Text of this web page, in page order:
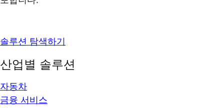
솔루션 탐색하기
산업별 솔루션
자동차
금융 서비스